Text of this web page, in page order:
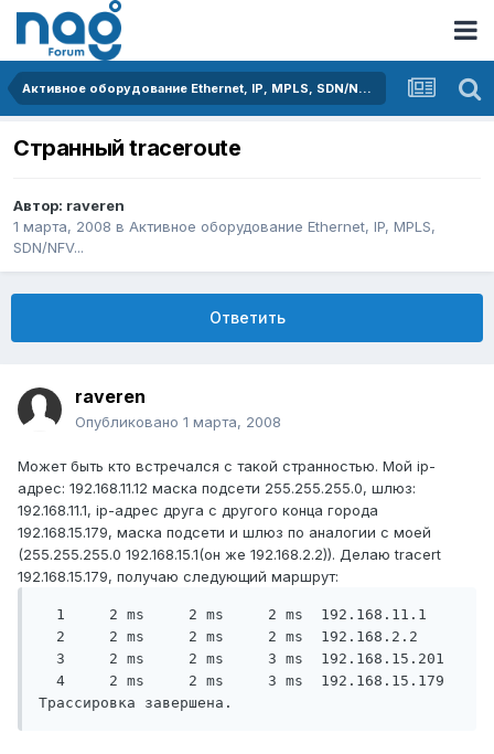
Активное оборудование Ethernet, IP, MPLS, SDN/NFV...
Странный traceroute
Автор: raveren
1 марта, 2008 в Активное оборудование Ethernet, IP, MPLS,
SDN/NFV...
Ответить
raveren
Опубликовано 1 марта, 2008
Может быть кто встречался с такой странностью. Мой ip-
адрес: 192.168.11.12 маска подсети 255.255.255.0, шлюз:
192.168.11.1, ip-адрес друга с другого конца города
192.168.15.179, маска подсети и шлюз по аналогии с моей
(255.255.255.0 192.168.15.1(он же 192.168.2.2)). Делаю tracert
192.168.15.179, получаю следующий маршрут:
1     2 ms     2 ms     2 ms  192.168.11.1
2     2 ms     2 ms     2 ms  192.168.2.2
3     2 ms     2 ms     3 ms  192.168.15.201
4     2 ms     2 ms     3 ms  192.168.15.179
Трассировка завершена.